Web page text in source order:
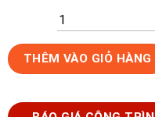
Gạch
lát
60x60
THÊM VÀO GIỎ HÀNG